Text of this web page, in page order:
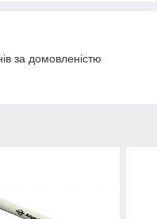
за домовленістю